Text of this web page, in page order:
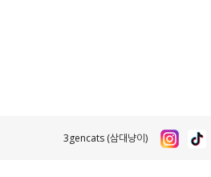
3gencats (삼대냥이)